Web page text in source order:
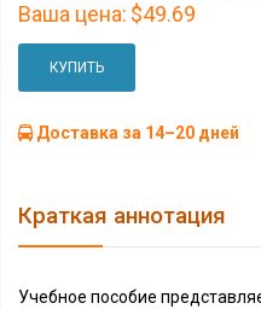
Ваша цена: $49.69
КУПИТЬ
Доставка за 14–20 дней
Краткая аннотация
Учебное пособие